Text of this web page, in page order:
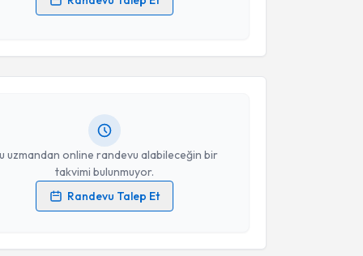
verilerimin işlenmesine ilişkinAydınlatma Metni
uzmandan online randevu alabileceğin bir
takvimi bulunmuyor.
Randevu Talep Et
Talebi
verilerimin işlenmesine ilişkinAydınlatma Metni
kabul ediyorum.
Talebi